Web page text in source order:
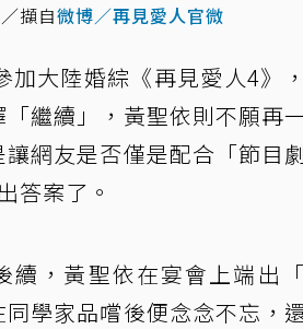
擷自微博／再見愛人官微
大陸婚綜《再見愛人4》
繼續」，黃聖依則不願再
網友是否僅是配合「節目劇
答案了。
續，黃聖依在宴會上端出
學家品嚐後便念念不忘，